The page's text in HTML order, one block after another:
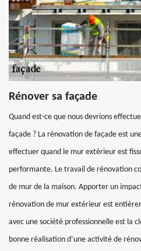
Rénover sa façade
Quand est-ce que nous devrions
façade ? La rénovation de façade est
effectuer quand le mur extérieur est
performante. Le travail de rénovation
de mur de la maison. Apporter un
rénovation de mur extérieur est
avec une société professionnelle est la
bonne réalisation d’une activité de